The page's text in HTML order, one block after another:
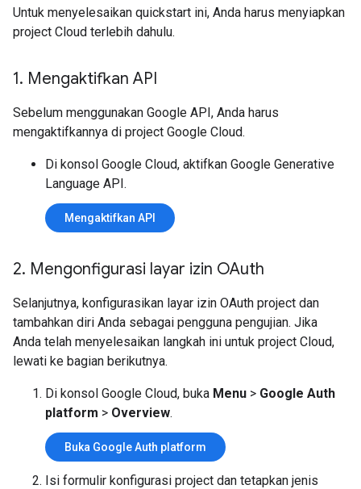
Untuk menyelesaikan quickstart ini, Anda harus menyiapkan
project Cloud terlebih dahulu.
1. Mengaktifkan API
Sebelum menggunakan Google API, Anda harus
mengaktifkannya di project Google Cloud.
Di konsol Google Cloud, aktifkan Google Generative
Language API.
Mengaktifkan API
2. Mengonfigurasi layar izin OAuth
Selanjutnya, konfigurasikan layar izin OAuth project dan
tambahkan diri Anda sebagai pengguna pengujian. Jika
Anda telah menyelesaikan langkah ini untuk project Cloud,
lewati ke bagian berikutnya.
Di konsol Google Cloud, buka Menu > Google Auth
platform > Overview.
Buka Google Auth platform
Isi formulir konfigurasi project dan tetapkan jenis